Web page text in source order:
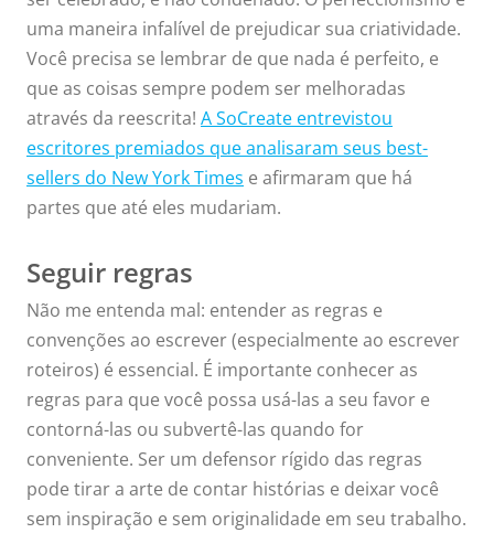
uma maneira infalível de prejudicar sua criatividade.
Você precisa se lembrar de que nada é perfeito, e
que as coisas sempre podem ser melhoradas
através da reescrita! A SoCreate entrevistou
escritores premiados que analisaram seus best-
sellers do New York Times e afirmaram que há
partes que até eles mudariam.
Seguir regras
Não me entenda mal: entender as regras e
convenções ao escrever (especialmente ao escrever
roteiros) é essencial. É importante conhecer as
regras para que você possa usá-las a seu favor e
contorná-las ou subvertê-las quando for
conveniente. Ser um defensor rígido das regras
pode tirar a arte de contar histórias e deixar você
sem inspiração e sem originalidade em seu trabalho.